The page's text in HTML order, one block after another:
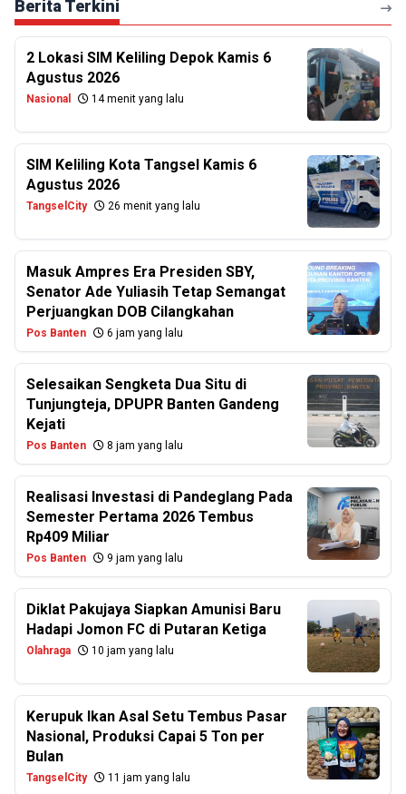
Berita Terkini
2 Lokasi SIM Keliling Depok Kamis 6
Agustus 2026
Nasional 14 menit yang lalu
SIM Keliling Kota Tangsel Kamis 6
Agustus 2026
TangselCity 26 menit yang lalu
Masuk Ampres Era Presiden SBY,
Senator Ade Yuliasih Tetap Semangat
Perjuangkan DOB Cilangkahan
Pos Banten 6 jam yang lalu
Selesaikan Sengketa Dua Situ di
Tunjungteja, DPUPR Banten Gandeng
Kejati
Pos Banten 8 jam yang lalu
Realisasi Investasi di Pandeglang Pada
Semester Pertama 2026 Tembus
Rp409 Miliar
Pos Banten 9 jam yang lalu
Diklat Pakujaya Siapkan Amunisi Baru
Hadapi Jomon FC di Putaran Ketiga
Olahraga 10 jam yang lalu
Kerupuk Ikan Asal Setu Tembus Pasar
Nasional, Produksi Capai 5 Ton per
Bulan
TangselCity 11 jam yang lalu